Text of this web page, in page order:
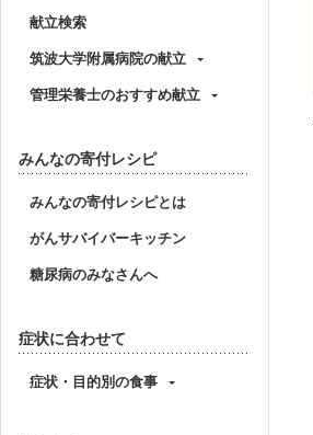
献立検索
筑波大学附属病院の献立
管理栄養士のおすすめ献立
みんなの寄付レシピ
みんなの寄付レシピとは
がんサバイバーキッチン
糖尿病のみなさんへ
症状に合わせて
症状・目的別の食事